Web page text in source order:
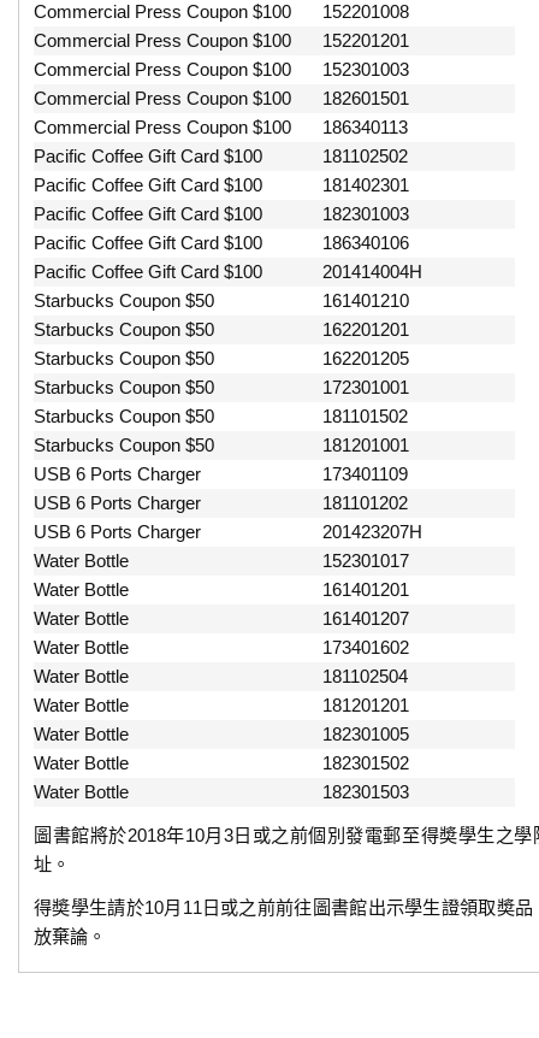
Commercial Press Coupon $100
152201008
Commercial Press Coupon $100
152201201
Commercial Press Coupon $100
152301003
Commercial Press Coupon $100
182601501
Commercial Press Coupon $100
186340113
Pacific Coffee Gift Card $100
181102502
Pacific Coffee Gift Card $100
181402301
Pacific Coffee Gift Card $100
182301003
Pacific Coffee Gift Card $100
186340106
Pacific Coffee Gift Card $100
201414004H
Starbucks Coupon $50
161401210
Starbucks Coupon $50
162201201
Starbucks Coupon $50
162201205
Starbucks Coupon $50
172301001
Starbucks Coupon $50
181101502
Starbucks Coupon $50
181201001
USB 6 Ports Charger
173401109
USB 6 Ports Charger
181101202
USB 6 Ports Charger
201423207H
Water Bottle
152301017
Water Bottle
161401201
Water Bottle
161401207
Water Bottle
173401602
Water Bottle
181102504
Water Bottle
181201201
Water Bottle
182301005
Water Bottle
182301502
Water Bottle
182301503
圖書館將於2018年10月3日或之前個別發電郵至得奬學生之學
址。
得奬學生請於10月11日或之前前往圖書館出示學生證領取奬品
放棄論。